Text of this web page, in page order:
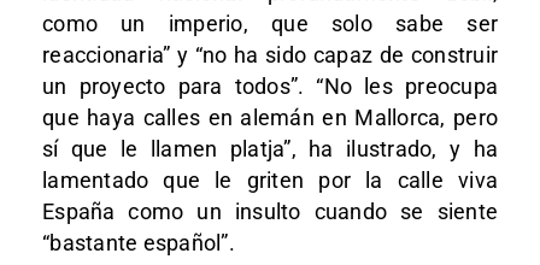
como un imperio, que solo sabe ser
reaccionaria” y “no ha sido capaz de construir
un proyecto para todos”. “No les preocupa
que haya calles en alemán en Mallorca, pero
sí que le llamen platja”, ha ilustrado, y ha
lamentado que le griten por la calle viva
España como un insulto cuando se siente
“bastante español”.